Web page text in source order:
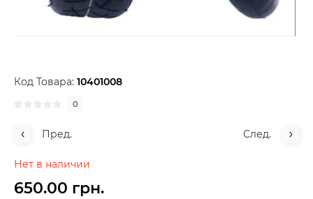
Код Товара: 10401008
0
Пред. След.
Нет в наличии
650.00 грн.